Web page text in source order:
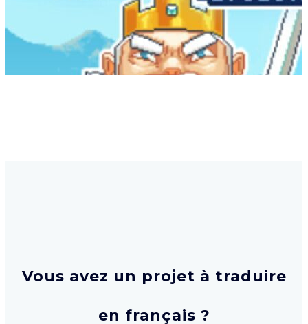
Vous avez un projet à traduire
en français ?